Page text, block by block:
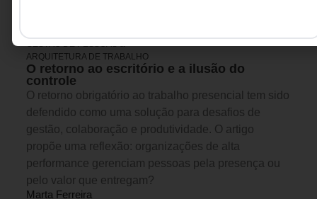
GESTÃO DE PESSOAS &
ARQUITETURA DE TRABALHO
O retorno ao escritório e a ilusão do
controle
O retorno obrigatório ao trabalho presencial tem sido
defendido como uma solução para desafios de
gestão, colaboração e produtividade. O artigo
propõe uma reflexão: organizações de alta
performance gerenciam pessoas pela presença ou
pelo valor que entregam?
Marta Ferreira